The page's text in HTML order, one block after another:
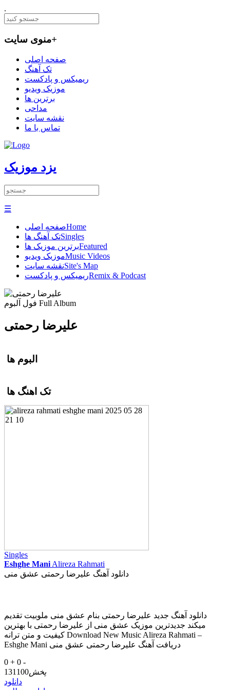
.
منوی سایت+
صفحه اصلی
تک آهنگ
ریمیکس و پادکست
موزیک ویدیو
برترین ها
مداحی
نقشه سایت
تماس با ما
یزد موزیک
☰
صفحه اصلیHome
تک آهنگ هاSingles
برترین موزیک هاFeatured
موزیک ویدیوMusic Videos
نقشه سایتSite's Map
ریمیکس و پادکستRemix & Podcast
Full Album
علیرضا رحمتی
البوم ها
تک اهنگ ها
Singles
Eshghe Mani Alireza Rahmati
دانلود آهنگ علیرضا رحمتی عشق منی
دانلود آهنگ جدید علیرضا رحمتی بنام عشق منی ملوبیت تقدیم
میکند جدیدترین موزیک عشق منی از علیرضا رحمتی با بهترین
کیفیت و متن ترانه Download New Music Alireza Rahmati –
Eshghe Mani دریافت آهنگ علیرضا رحمتی عشق منی
0 + 0 -
پخش131100
دانلود